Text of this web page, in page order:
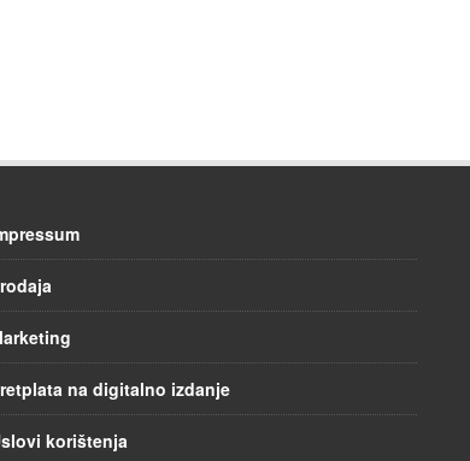
na digitalno izdanje
korištenja